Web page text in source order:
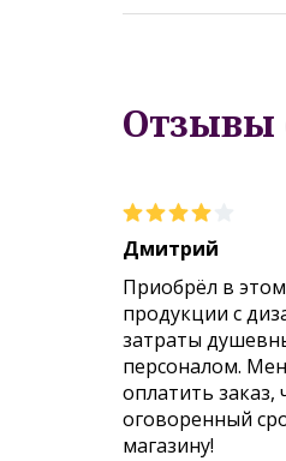
Отзывы
Дмитрий
Приобрёл в
продукции с
затраты
персоналом.
оплатить
оговоренный
магазину!